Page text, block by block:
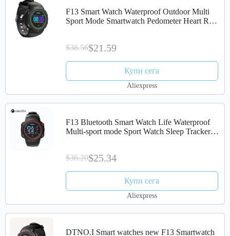
F13 Smart Watch Waterproof Outdoor Multi
Sport Mode Smartwatch Pedometer Heart Rate
$38.56$21.59
Купи сега
Aliexpress
F13 Bluetooth Smart Watch Life Waterproof
Multi-sport mode Sport Watch Sleep Tracker
$36.20$25.34
Купи сега
Aliexpress
DTNO.I Smart watches new F13 Smartwatch